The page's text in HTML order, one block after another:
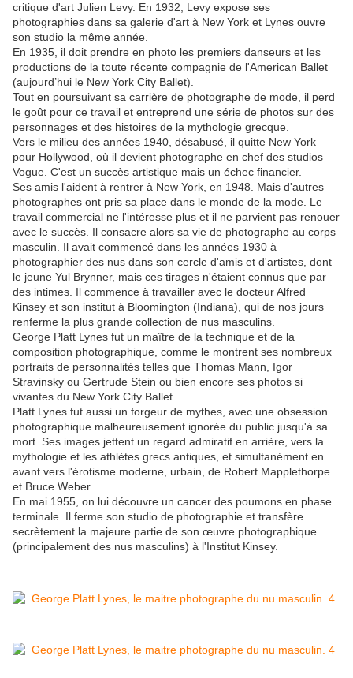
critique d'art Julien Levy. En 1932, Levy expose ses
photographies dans sa galerie d'art à New York et Lynes ouvre
son studio la même année.
En 1935, il doit prendre en photo les premiers danseurs et les
productions de la toute récente compagnie de l'American Ballet
(aujourd’hui le New York City Ballet).
Tout en poursuivant sa carrière de photographe de mode, il perd
le goût pour ce travail et entreprend une série de photos sur des
personnages et des histoires de la mythologie grecque.
Vers le milieu des années 1940, désabusé, il quitte New York
pour Hollywood, où il devient photographe en chef des studios
Vogue. C'est un succès artistique mais un échec financier.
Ses amis l'aident à rentrer à New York, en 1948. Mais d'autres
photographes ont pris sa place dans le monde de la mode. Le
travail commercial ne l'intéresse plus et il ne parvient pas renouer
avec le succès. Il consacre alors sa vie de photographe au corps
masculin. Il avait commencé dans les années 1930 à
photographier des nus dans son cercle d'amis et d'artistes, dont
le jeune Yul Brynner, mais ces tirages n'étaient connus que par
des intimes. Il commence à travailler avec le docteur Alfred
Kinsey et son institut à Bloomington (Indiana), qui de nos jours
renferme la plus grande collection de nus masculins.
George Platt Lynes fut un maître de la technique et de la
composition photographique, comme le montrent ses nombreux
portraits de personnalités telles que Thomas Mann, Igor
Stravinsky ou Gertrude Stein ou bien encore ses photos si
vivantes du New York City Ballet.
Platt Lynes fut aussi un forgeur de mythes, avec une obsession
photographique malheureusement ignorée du public jusqu'à sa
mort. Ses images jettent un regard admiratif en arrière, vers la
mythologie et les athlètes grecs antiques, et simultanément en
avant vers l'érotisme moderne, urbain, de Robert Mapplethorpe
et Bruce Weber.
En mai 1955, on lui découvre un cancer des poumons en phase
terminale. Il ferme son studio de photographie et transfère
secrètement la majeure partie de son œuvre photographique
(principalement des nus masculins) à l'Institut Kinsey.